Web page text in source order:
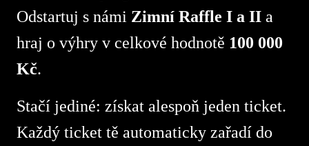
Odstartuj s námi Zimní Raffle I a II a
hraj o výhry v celkové hodnotě 100 000
Kč.
Stačí jediné: získat alespoň jeden ticket.
Každý ticket tě automaticky zařadí do